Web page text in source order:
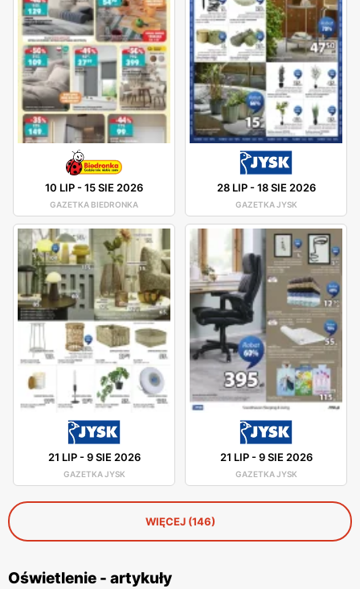
10 LIP-15 SIE 2026
GAZETKA BIEDRONKA
28 LIP-18 SIE 2026
GAZETKA JYSK
21 LIP-9 SIE 2026
GAZETKA JYSK
21 LIP-9 SIE 2026
GAZETKA JYSK
WIĘCEJ (146)
Oświetlenie - artykuły